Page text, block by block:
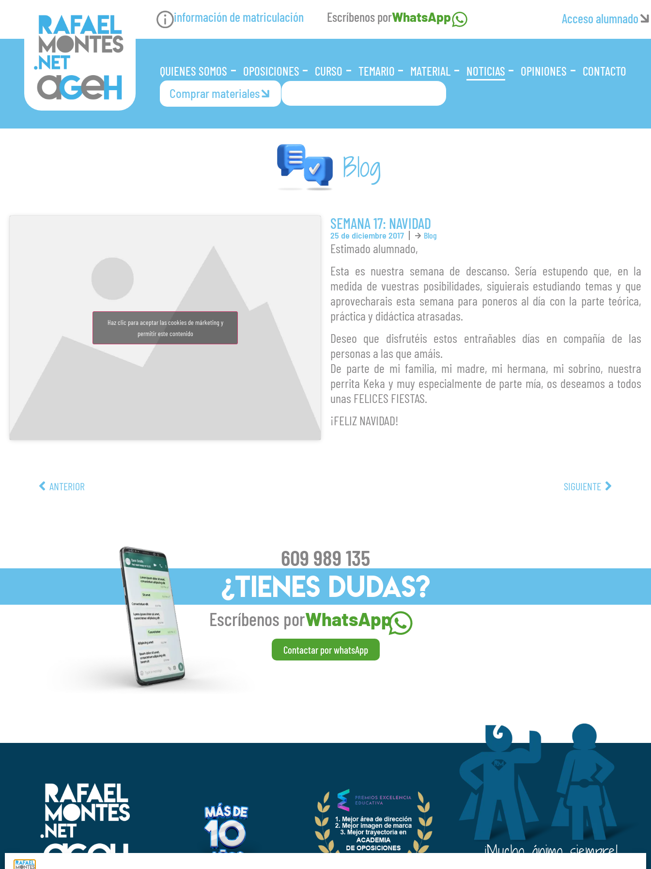
información de matriculación Escríbenos porWhatsApp Acceso alumnado
QUIENES SOMOS OPOSICIONES CURSO TEMARIO MATERIAL NOTICIAS OPINIONES CONTACTO
Comprar materiales
Blog
Haz clic para aceptar las cookies de márketing y
permitir este contenido
SEMANA 17: NAVIDAD
25 de diciembre 2017 Blog
Estimado alumnado,
Esta es nuestra semana de descanso. Sería estupendo que, en la
medida de vuestras posibilidades, siguierais estudiando temas y que
aprovecharais esta semana para poneros al día con la parte teórica,
práctica y didáctica atrasadas.
Deseo que disfrutéis estos entrañables días en compañía de las
personas a las que amáis.
De parte de mi familia, mi madre, mi hermana, mi sobrino, nuestra
perrita Keka y muy especialmente de parte mía, os deseamos a todos
unas FELICES FIESTAS.
¡FELIZ NAVIDAD!
ANTERIOR SIGUIENTE
609 989 135
¿TIENES DUDAS?
Escríbenos porWhatsApp
Contactar por whatsApp
¡¡Mucho ánimo siempre!